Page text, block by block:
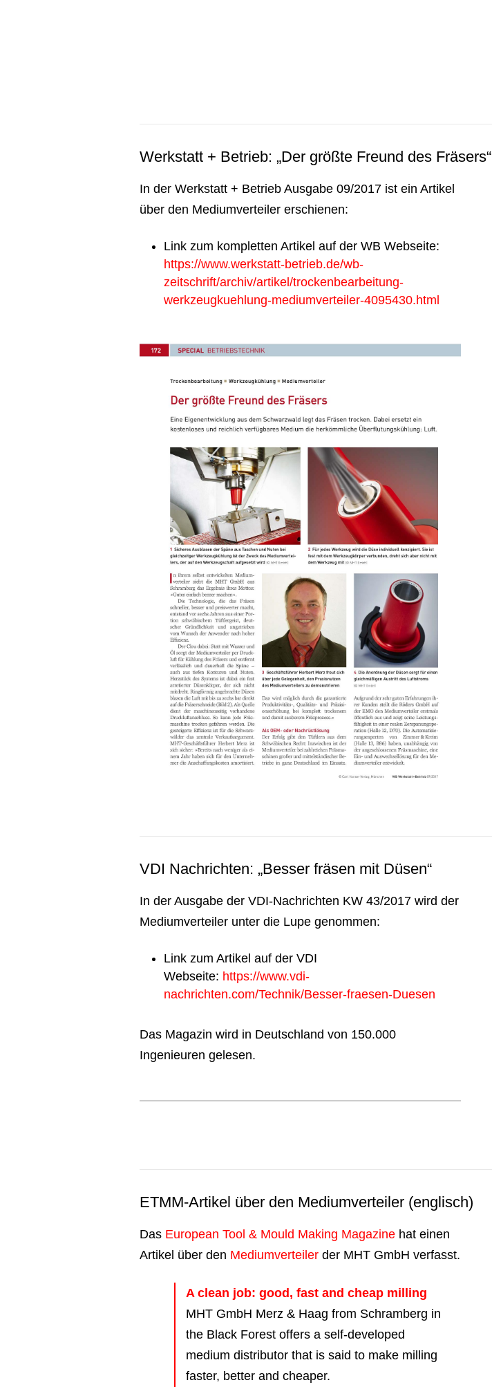
Werkstatt + Betrieb: „Der größte Freund des Fräsers“
In der Werkstatt + Betrieb Ausgabe 09/2017 ist ein Artikel
über den Mediumverteiler erschienen:
Link zum kompletten Artikel auf der WB Webseite:
https://www.werkstatt-betrieb.de/wb-
zeitschrift/archiv/artikel/trockenbearbeitung-
werkzeugkuehlung-mediumverteiler-4095430.html
VDI Nachrichten: „Besser fräsen mit Düsen“
In der Ausgabe der VDI-Nachrichten KW 43/2017 wird der
Mediumverteiler unter die Lupe genommen:
Link zum Artikel auf der VDI
Webseite: https://www.vdi-
nachrichten.com/Technik/Besser-fraesen-Duesen
Das Magazin wird in Deutschland von 150.000
Ingenieuren gelesen.
ETMM-Artikel über den Mediumverteiler (englisch)
Das European Tool & Mould Making Magazine hat einen
Artikel über den Mediumverteiler der MHT GmbH verfasst.
A clean job: good, fast and cheap milling
MHT GmbH Merz & Haag from Schramberg in
the Black Forest offers a self-developed
medium distributor that is said to make milling
faster, better and cheaper.